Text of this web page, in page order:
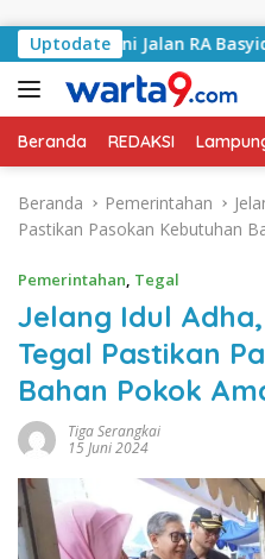
Uptodate
Jalan RA Basyid,
Beranda REDAKSI
Beranda Pemerintahan
Pastikan Pasokan Kebutuhan
Pemerintahan, Tegal
Jelang Idul
Tegal Pastikan
Bahan Pokok
Tiga Serangkai
15 Juni 2024